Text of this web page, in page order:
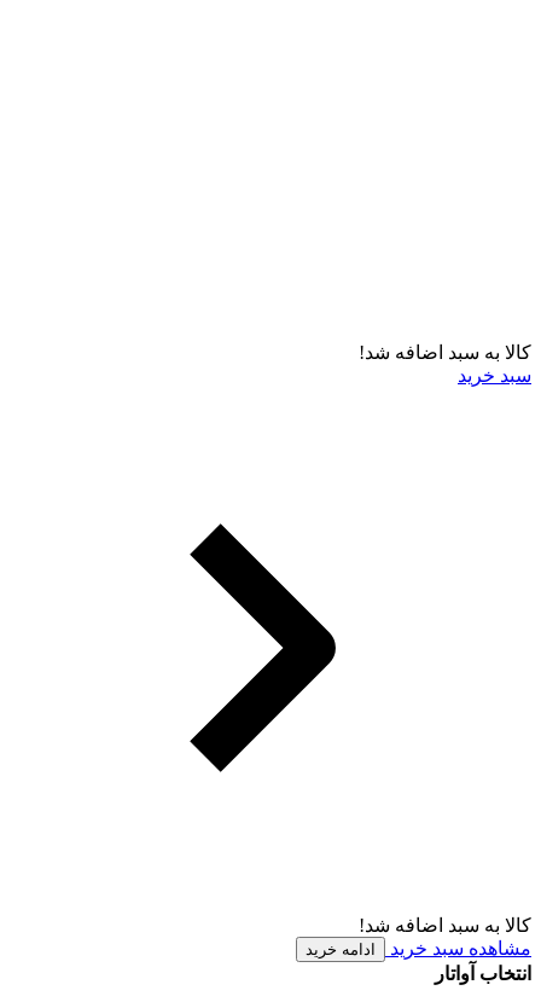
کالا به سبد اضافه شد!
سبد خرید
کالا به سبد اضافه شد!
مشاهده سبد خرید
ادامه خرید
انتخاب آواتار